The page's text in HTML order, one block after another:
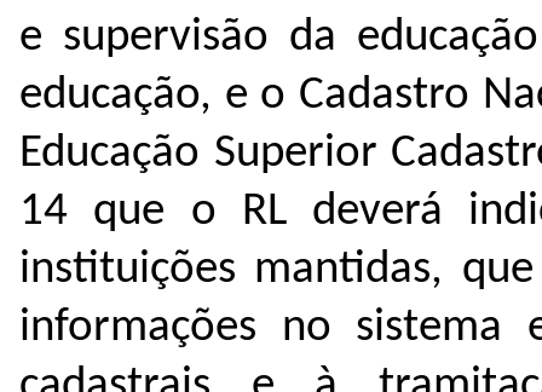
e supervisão da
educação, e o Cadastro
Educação Superior
14 que o RL deverá
instituições mantidas,
informações no sistema